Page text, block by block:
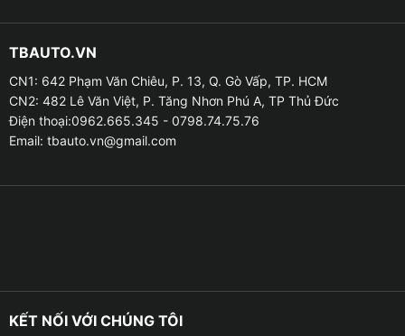
cốp xe ô tô và thảm trải sàn.
TBAUTO.VN
CN1: 642 Phạm Văn Chiêu, P. 13, Q. Gò Vấp, TP. HCM
CN2: 482 Lê Văn Việt, P. Tăng Nhơn Phú A, TP Thủ Đức
Điện thoại:0962.665.345 - 0798.74.75.76
Email: tbauto.vn@gmail.com
KẾT NỐI VỚI CHÚNG TÔI